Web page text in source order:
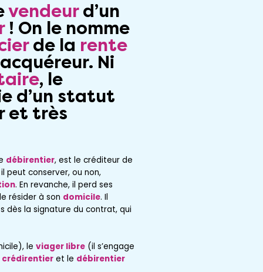
vendeurd’un
! On le nomme
de la rente
Ni
, le
d’un statut
et très
débirentier, est le créditeur de
peut conserver, ou non,
. En revanche, il perd ses
résider à son domicile. Il
dès la signature du contrat, qui
le viager libre(il s’engage
crédirentieret le débirentier